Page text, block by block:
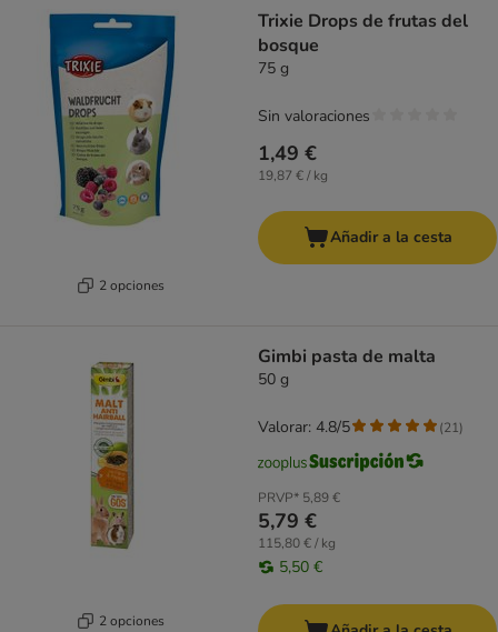
2 opciones
Trixie Drops de frutas del
bosque
75 g
1,49 €
19,87 € / kg
Sin valoraciones
Añadir a la cesta
2 opciones
Gimbi pasta de malta
50 g
PRVP* 5,89 €
5,79 €
115,80 € / kg
5,50 €
Valorar: 4.8/5 (21)